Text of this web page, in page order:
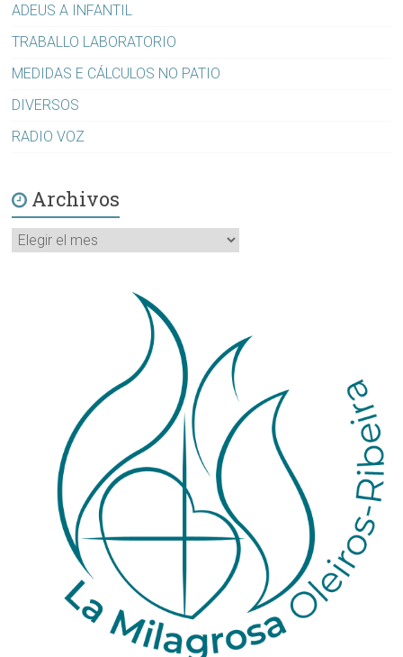
ADEUS A INFANTIL
TRABALLO LABORATORIO
MEDIDAS E CÁLCULOS NO PATIO
DIVERSOS
RADIO VOZ
Archivos
Archivos